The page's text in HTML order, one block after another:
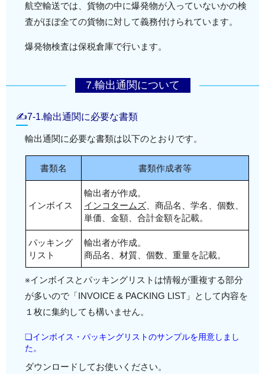
航空輸送では、貨物の中に爆発物が入っていないかの検
査がほぼ全ての貨物に対して義務付けられています。
爆発物検査は保税倉庫で行います。
7.輸出通関について
✍7-1.輸出通関に必要な書類
輸出通関に必要な書類は以下のとおりです。
書類名 書類作成者等
インボイス
輸出者が作成。
インコタームズ 、商品名、学名、個数、
単価、金額、合計金額を記載。
パッキング
リスト
輸出者が作成。
商品名、材質、個数、重量を記載。
※インボイスとパッキングリストは情報が重複する部分
が多いので「INVOICE & PACKING LIST」として内容を
１枚に集約しても構いません。
❏インボイス・パッキングリストのサンプルを用意しまし
た。
ダウンロードしてお使いください。